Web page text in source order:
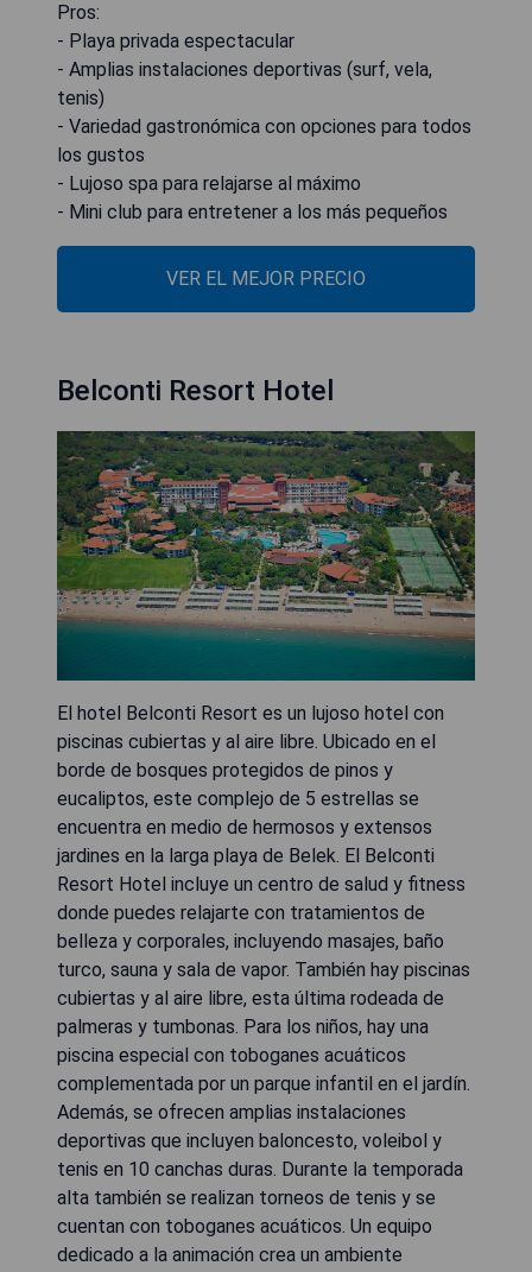
Pros:
- Playa privada espectacular
- Amplias instalaciones deportivas (surf, vela,
tenis)
- Variedad gastronómica con opciones para todos
los gustos
- Lujoso spa para relajarse al máximo
- Mini club para entretener a los más pequeños
VER EL MEJOR PRECIO
Belconti Resort Hotel
El hotel Belconti Resort es un lujoso hotel con
piscinas cubiertas y al aire libre. Ubicado en el
borde de bosques protegidos de pinos y
eucaliptos, este complejo de 5 estrellas se
encuentra en medio de hermosos y extensos
jardines en la larga playa de Belek. El Belconti
Resort Hotel incluye un centro de salud y fitness
donde puedes relajarte con tratamientos de
belleza y corporales, incluyendo masajes, baño
turco, sauna y sala de vapor. También hay piscinas
cubiertas y al aire libre, esta última rodeada de
palmeras y tumbonas. Para los niños, hay una
piscina especial con toboganes acuáticos
complementada por un parque infantil en el jardín.
Además, se ofrecen amplias instalaciones
deportivas que incluyen baloncesto, voleibol y
tenis en 10 canchas duras. Durante la temporada
alta también se realizan torneos de tenis y se
cuentan con toboganes acuáticos. Un equipo
dedicado a la animación crea un ambiente